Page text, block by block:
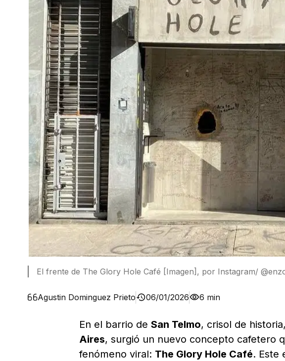
El frente de The Glory Hole Café [Imagen], por Instagram/
Agustin Dominguez Prieto 06/01/2026 6 min
En el barrio de San Telmo, crisol de
Aires, surgió un nuevo concepto cafetero
fenómeno viral: The Glory Hole Café. Este